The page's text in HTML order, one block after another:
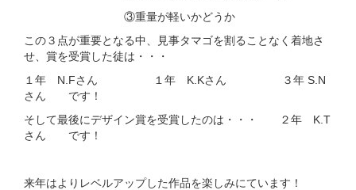
③重量が軽いかどうか
この３点が重要となる中、見事タマゴを割ることなく着地さ
せ、賞を受賞した徒は・・・
１年 N.Fさん １年 K.Kさん ３年 S.N
さん です！
そして最後にデザイン賞を受賞したのは・・・ ２年 K.T
さん です！
来年はよりレベルアップした作品を楽しみにています！